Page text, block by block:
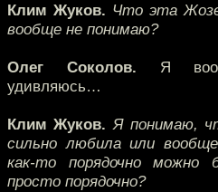
Клим Жуков. Что эта
вообще не понимаю?
Олег Соколов. Я
удивляюсь…
Клим Жуков. Я понимаю,
сильно любила или
как-то порядочно
просто порядочно?